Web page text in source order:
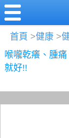
首頁 >健康 >
喉嚨乾癢、腫
就好!!